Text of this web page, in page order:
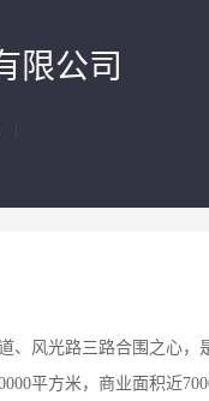
限公司
、风光路三路合围之心
平方米，商业面积近